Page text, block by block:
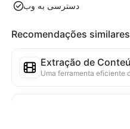
دسترسی به وب
Recomendações similares
Extração de